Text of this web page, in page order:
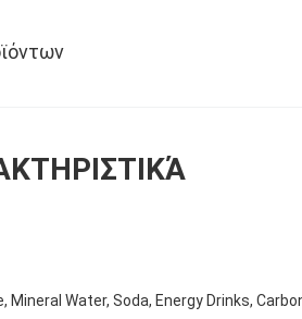
Mineral Water, Soda, Energy Drinks,